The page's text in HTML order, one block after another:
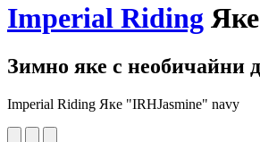
Imperial Riding
Зимно яке с необичайни
Imperial Riding Яке "IRHJasmine" navy